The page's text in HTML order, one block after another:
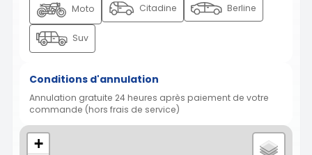
Moto Citadine Berline
Suv
Conditions d'annulation
Annulation gratuite 24 heures après paiement de votre
commande (hors frais de service)
+